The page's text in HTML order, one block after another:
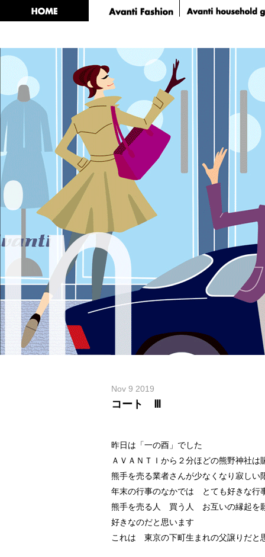
Nov 9 2019
コート Ⅲ
昨日は「一の酉」でした
ＡＶＡＮＴＩから２分ほどの熊野神社は
熊手を売る業者さんが少なくなり寂しい
年末の行事のなかでは とても好きな行
熊手を売る人 買う人 お互いの縁起を
好きなのだと思います
これは 東京の下町生まれの父譲りだと